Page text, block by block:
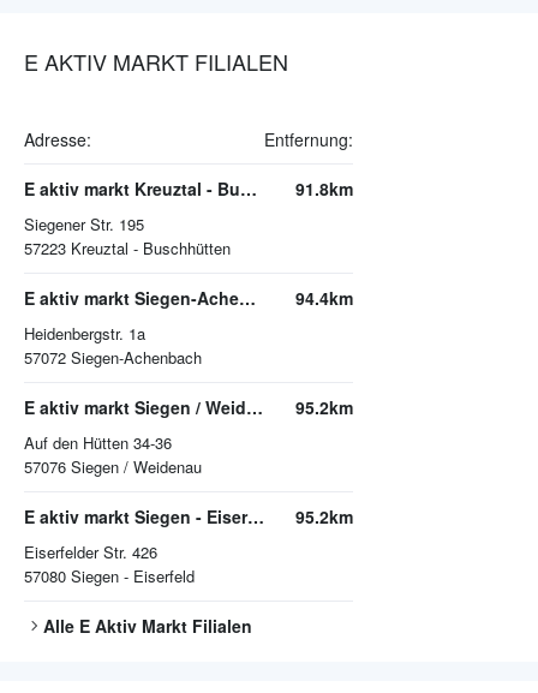
E AKTIV MARKT FILIALEN
Adresse: Entfernung:
E aktiv markt Kreuztal - Buschhütten
Siegener Str. 195
57223 Kreuztal - Buschhütten
91.8km
E aktiv markt Siegen-Achenbach
Heidenbergstr. 1a
57072 Siegen-Achenbach
94.4km
E aktiv markt Siegen / Weidenau
Auf den Hütten 34-36
57076 Siegen / Weidenau
95.2km
E aktiv markt Siegen - Eiserfeld
Eiserfelder Str. 426
57080 Siegen - Eiserfeld
95.2km
Alle E Aktiv Markt Filialen